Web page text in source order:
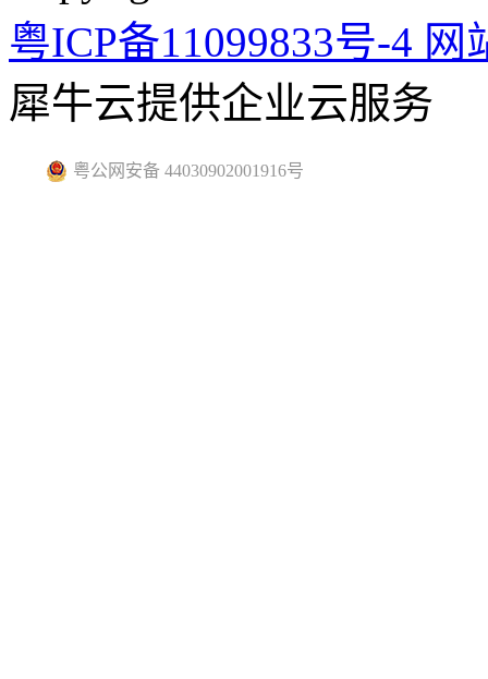
粤ICP备11099833号-4 网
犀牛云提供企业云服务
粤公网安备 44030902001916号